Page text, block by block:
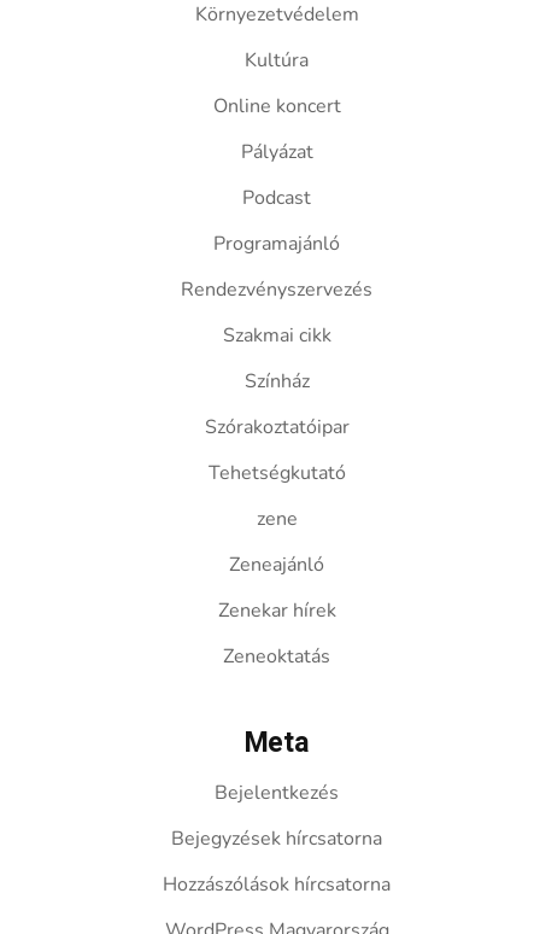
Környezetvédelem
Kultúra
Online koncert
Pályázat
Podcast
Programajánló
Rendezvényszervezés
Szakmai cikk
Színház
Szórakoztatóipar
Tehetségkutató
zene
Zeneajánló
Zenekar hírek
Zeneoktatás
Meta
Bejelentkezés
Bejegyzések hírcsatorna
Hozzászólások hírcsatorna